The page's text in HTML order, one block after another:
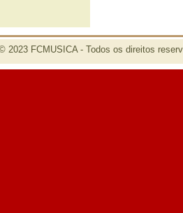
2023 FCMUSICA - Todos os direitos